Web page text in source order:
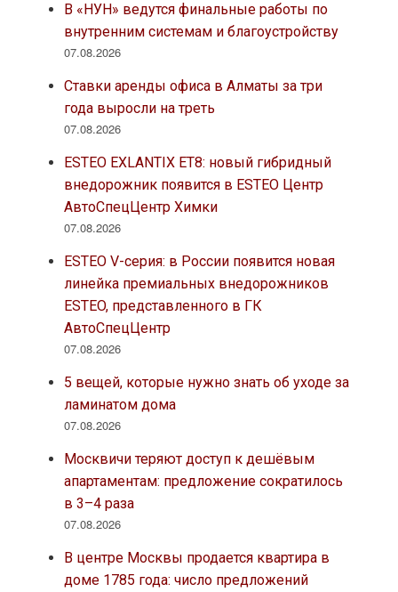
В «НУН» ведутся финальные работы по
внутренним системам и благоустройству
07.08.2026
Ставки аренды офиса в Алматы за три
года выросли на треть
07.08.2026
ESTEO EXLANTIX ET8: новый гибридный
внедорожник появится в ESTEO Центр
АвтоСпецЦентр Химки
07.08.2026
ESTEO V-серия: в России появится новая
линейка премиальных внедорожников
ESTEO, представленного в ГК
АвтоСпецЦентр
07.08.2026
5 вещей, которые нужно знать об уходе за
ламинатом дома
07.08.2026
Москвичи теряют доступ к дешёвым
апартаментам: предложение сократилось
в 3–4 раза
07.08.2026
В центре Москвы продается квартира в
доме 1785 года: число предложений